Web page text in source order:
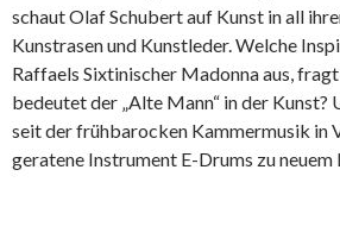
schaut Olaf Schubert auf Kunst in all
Kunstrasen und Kunstleder. Welche
Raffaels Sixtinischer Madonna aus,
bedeutet der „Alte Mann“ in der Kunst?
seit der frühbarocken Kammermusik in
geratene Instrument E-Drums zu neuem